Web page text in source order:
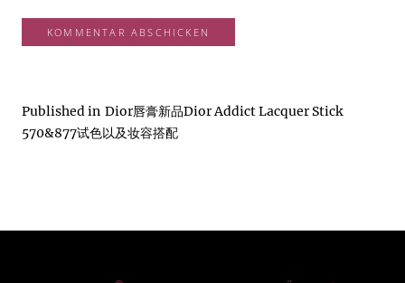
Published in Dior唇膏新品Dior Addict Lacquer Stick
570&877试色以及妆容搭配